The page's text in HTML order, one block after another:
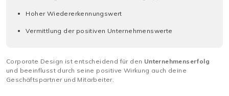
Hoher Wiedererkennungswert
Vermittlung der positiven Unternehmenswerte
Corporate Design ist entscheidend für den Unternehmenserfolg
und beeinflusst durch seine positive Wirkung auch deine
Geschäftspartner und Mitarbeiter.